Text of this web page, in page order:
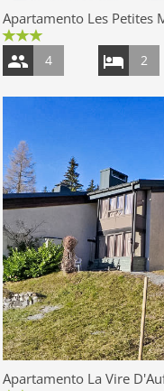
Apartamento Les Petites
4 2
Apartamento La Vire